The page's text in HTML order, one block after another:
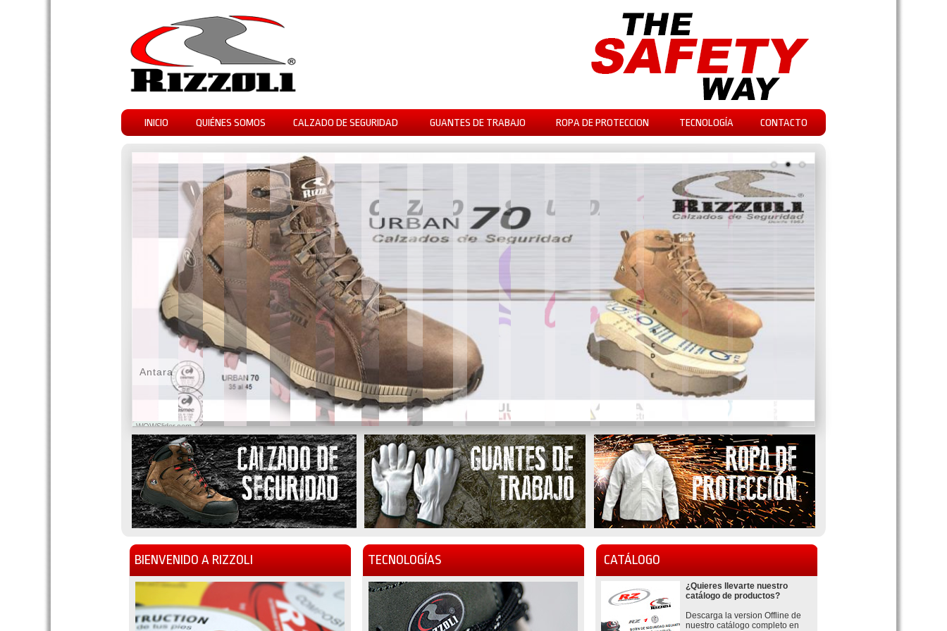
INICIO QUIÉNES SOMOS CALZADO DE SEGURIDAD GUANTES DE TRABAJO ROPA DE PROTECCION TECNOLOGÍA CONTACTO
WOWSlider.com
Antara
BIENVENIDO A RIZZOLI TECNOLOGÍAS CATÁLOGO
¿Quieres llevarte nuestro
catálogo de productos?
Descarga la version Offline de
nuestro catálogo completo en